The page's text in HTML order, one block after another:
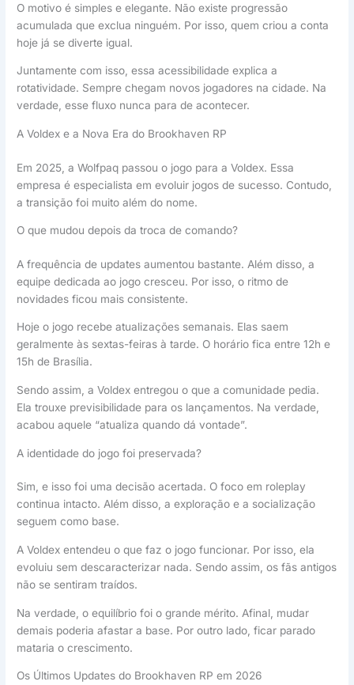
O motivo é simples e elegante. Não existe progressão
acumulada que exclua ninguém. Por isso, quem criou a conta
hoje já se diverte igual.
Juntamente com isso, essa acessibilidade explica a
rotatividade. Sempre chegam novos jogadores na cidade. Na
verdade, esse fluxo nunca para de acontecer.
A Voldex e a Nova Era do Brookhaven RP
Em 2025, a Wolfpaq passou o jogo para a Voldex. Essa
empresa é especialista em evoluir jogos de sucesso. Contudo,
a transição foi muito além do nome.
O que mudou depois da troca de comando?
A frequência de updates aumentou bastante. Além disso, a
equipe dedicada ao jogo cresceu. Por isso, o ritmo de
novidades ficou mais consistente.
Hoje o jogo recebe atualizações semanais. Elas saem
geralmente às sextas-feiras à tarde. O horário fica entre 12h e
15h de Brasília.
Sendo assim, a Voldex entregou o que a comunidade pedia.
Ela trouxe previsibilidade para os lançamentos. Na verdade,
acabou aquele “atualiza quando dá vontade”.
A identidade do jogo foi preservada?
Sim, e isso foi uma decisão acertada. O foco em roleplay
continua intacto. Além disso, a exploração e a socialização
seguem como base.
A Voldex entendeu o que faz o jogo funcionar. Por isso, ela
evoluiu sem descaracterizar nada. Sendo assim, os fãs antigos
não se sentiram traídos.
Na verdade, o equilíbrio foi o grande mérito. Afinal, mudar
demais poderia afastar a base. Por outro lado, ficar parado
mataria o crescimento.
Os Últimos Updates do Brookhaven RP em 2026